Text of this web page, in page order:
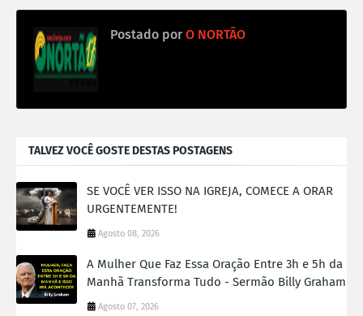
Postado por O NORTÃO
TALVEZ VOCÊ GOSTE DESTAS POSTAGENS
SE VOCÊ VER ISSO NA IGREJA, COMECE A ORAR
URGENTEMENTE!
Agosto 08, 2026
A Mulher Que Faz Essa Oração Entre 3h e 5h da
Manhã Transforma Tudo - Sermão Billy Graham
Agosto 07, 2026